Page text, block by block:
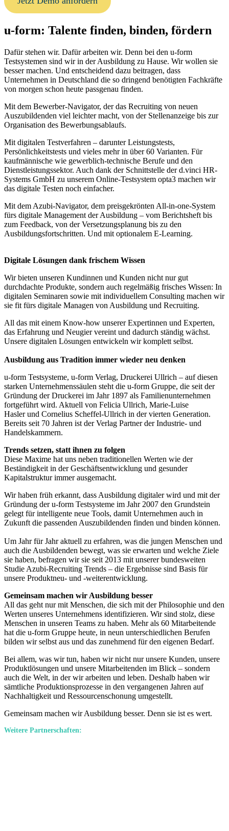
u-form: Talente finden, binden, fördern
Dafür stehen wir. Dafür arbeiten wir. Denn bei den u-form
Testsystemen sind wir in der Ausbildung zu Hause. Wir wollen sie
besser machen. Und entscheidend dazu beitragen, dass
Unternehmen in Deutschland die so dringend benötigten Fachkräfte
von morgen schon heute passgenau finden.
Mit dem Bewerber-Navigator, der das Recruiting von neuen
Auszubildenden viel leichter macht, von der Stellenanzeige bis zur
Organisation des Bewerbungsablaufs.
Mit digitalen Testverfahren – darunter Leistungstests,
Persönlichkeitstests und vieles mehr in über 60 Varianten. Für
kaufmännische wie gewerblich-technische Berufe und den
Dienstleistungssektor. Auch dank der Schnittstelle der d.vinci HR-
Systems GmbH zu unserem Online-Testsystem opta3 machen wir
das digitale Testen noch einfacher.
Mit dem Azubi-Navigator, dem preisgekrönten All-in-one-System
fürs digitale Management der Ausbildung – vom Berichtsheft bis
zum Feedback, von der Versetzungsplanung bis zu den
Ausbildungsfortschritten. Und mit optionalem E-Learning.
Digitale Lösungen dank frischem Wissen
Wir bieten unseren Kundinnen und Kunden nicht nur gut
durchdachte Produkte, sondern auch regelmäßig frisches Wissen: In
digitalen Seminaren sowie mit individuellem Consulting machen wir
sie fit fürs digitale Managen von Ausbildung und Recruiting.
All das mit einem Know-how unserer Expertinnen und Experten,
das Erfahrung und Neugier vereint und dadurch ständig wächst.
Unsere digitalen Lösungen entwickeln wir komplett selbst.
Ausbildung aus Tradition immer wieder neu denken
u-form Testsysteme, u-form Verlag, Druckerei Ullrich – auf diesen
starken Unternehmenssäulen steht die u-form Gruppe, die seit der
Gründung der Druckerei im Jahr 1897 als Familienunternehmen
fortgeführt wird. Aktuell von Felicia Ullrich, Marie-Luise
Hasler und Cornelius Scheffel-Ullrich in der vierten Generation.
Bereits seit 70 Jahren ist der Verlag Partner der Industrie- und
Handelskammern.
Trends setzen, statt ihnen zu folgen
Diese Maxime hat uns neben traditionellen Werten wie der
Beständigkeit in der Geschäftsentwicklung und gesunder
Kapitalstruktur immer ausgemacht.
Wir haben früh erkannt, dass Ausbildung digitaler wird und mit der
Gründung der u-form Testsysteme im Jahr 2007 den Grundstein
gelegt für intelligente neue Tools, damit Unternehmen auch in
Zukunft die passenden Auszubildenden finden und binden können.
Um Jahr für Jahr aktuell zu erfahren, was die jungen Menschen und
auch die Ausbildenden bewegt, was sie erwarten und welche Ziele
sie haben, befragen wir sie seit 2013 mit unserer bundesweiten
Studie Azubi-Recruiting Trends – die Ergebnisse sind Basis für
unsere Produktneu- und -weiterentwicklung.
Gemeinsam machen wir Ausbildung besser
All das geht nur mit Menschen, die sich mit der Philosophie und den
Werten unseres Unternehmens identifizieren. Wir sind stolz, diese
Menschen in unseren Teams zu haben. Mehr als 60 Mitarbeitende
hat die u-form Gruppe heute, in neun unterschiedlichen Berufen
bilden wir selbst aus und das zunehmend für den eigenen Bedarf.
Bei allem, was wir tun, haben wir nicht nur unsere Kunden, unsere
Produktlösungen und unsere Mitarbeitenden im Blick – sondern
auch die Welt, in der wir arbeiten und leben. Deshalb haben wir
sämtliche Produktionsprozesse in den vergangenen Jahren auf
Nachhaltigkeit und Ressourcenschonung umgestellt.
Gemeinsam machen wir Ausbildung besser. Denn sie ist es wert.
Weitere Partnerschaften: